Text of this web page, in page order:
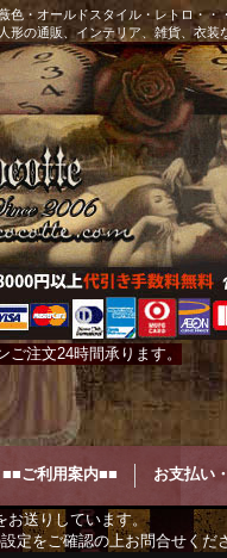
色・オールドスタイル・レトロ・
形の通販、インテリア、雑貨、衣
ご注文24時間承ります。
■■ご利用案内■■ お支払い
お送りしています。
定をご確認の上お問合せくだ